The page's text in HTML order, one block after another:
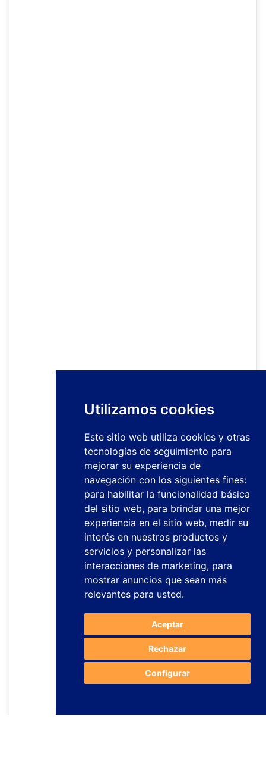
Utilizamos cookies
Este sitio web utiliza cookies y otras
tecnologías de seguimiento para
mejorar su experiencia de
navegación con los siguientes fines:
para habilitar la funcionalidad básica
del sitio web, para brindar una mejor
experiencia en el sitio web, medir su
interés en nuestros productos y
servicios y personalizar las
interacciones de marketing, para
mostrar anuncios que sean más
relevantes para usted.
Aceptar
Rechazar
Configurar